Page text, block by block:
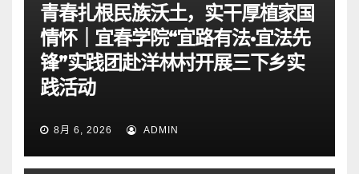
青春扎根民族沃土，实干厚植家国
情怀｜宜春学院“宜路有法•宜法先
锋”实践团赴洋林村开展三下乡实
践活动
8月 6, 2026 ADMIN